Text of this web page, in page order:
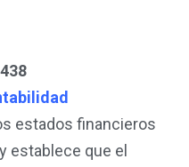
estados financieros
establece que el